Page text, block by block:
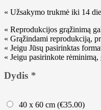
« Užsakymo trukmė iki 14
« Reprodukcijos grąžinimą
« Grąžindami reprodukciją,
« Jeigu Jūsų pasirinktas
« Jeigu pasirinkote
Dydis *
40 x 60 cm (€35.00)